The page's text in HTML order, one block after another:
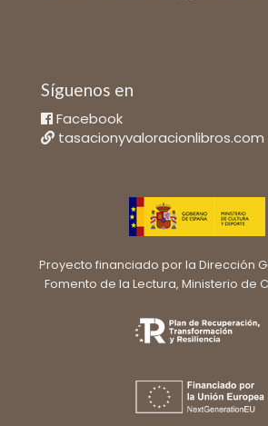
Síguenos en
Facebook
tasacionyvaloracionlibros.com
Proyecto financiado por la Dirección
Fomento de la Lectura, Ministerio de